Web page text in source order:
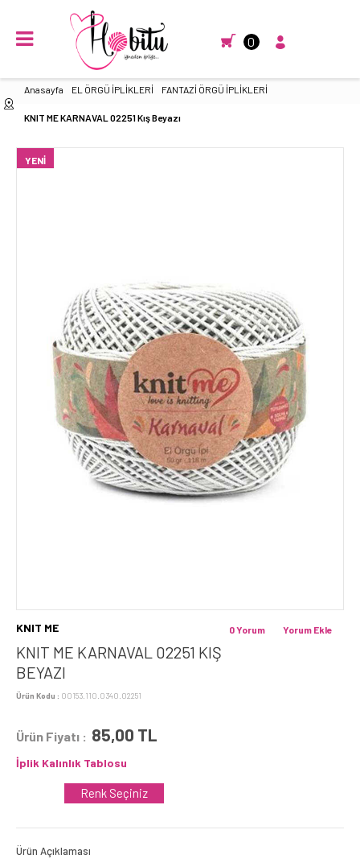
0
Anasayfa EL ÖRGÜ İPLİKLERİ FANTAZİ ÖRGÜ İPLİKLERİ
KNIT ME KARNAVAL 02251 Kış Beyazı
YENI
KNIT ME
KNIT ME KARNAVAL 02251 KIŞ
BEYAZI
Ürün Kodu : 00153.110.0340.02251
Yorum Ekle
0 Yorum
Ürün Fiyatı : 85,00 TL
İplik Kalınlık Tablosu
Renk Seçiniz
Ürün Açıklaması